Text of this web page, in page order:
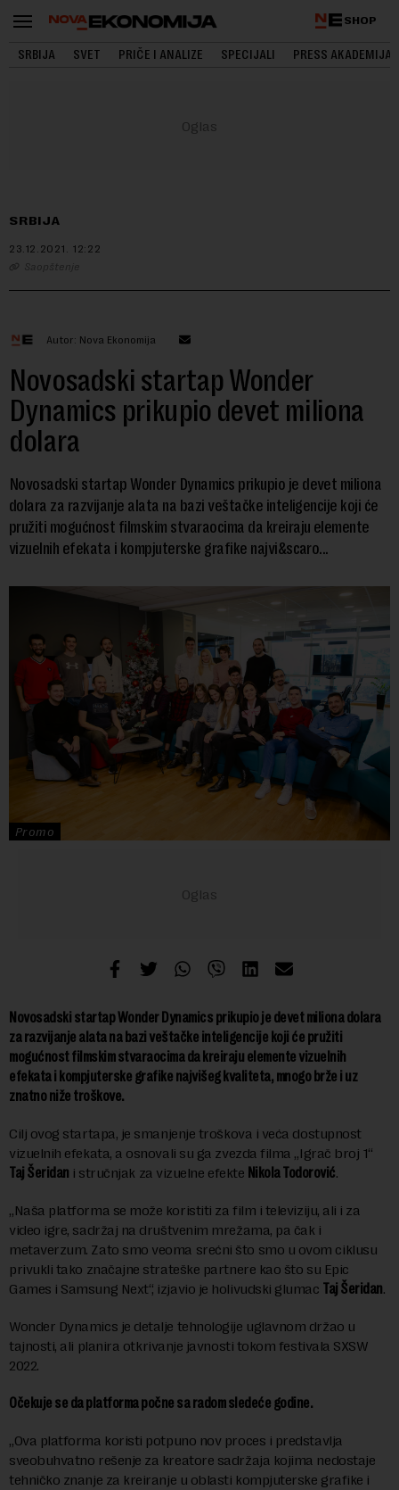
SHOP
SRBIJA SVET PRIČE I ANALIZE SPECIJALI PRESS AKADEMIJA
SRBIJA
23.12.2021. 12:22
Saopštenje
Autor: Nova Ekonomija
Novosadski startap Wonder
Dynamics prikupio devet miliona
dolara
Novosadski startap Wonder Dynamics prikupio je devet miliona
dolara za razvijanje alata na bazi veštačke inteligencije koji će
pružiti mogućnost filmskim stvaraocima da kreiraju elemente
vizuelnih efekata i kompjuterske grafike najvi&scaro...
Promo
Novosadski startap Wonder Dynamics prikupio je devet miliona dolara
za razvijanje alata na bazi veštačke inteligencije koji će pružiti
mogućnost filmskim stvaraocima da kreiraju elemente vizuelnih
efekata i kompjuterske grafike najvišeg kvaliteta, mnogo brže i uz
znatno niže troškove.
Cilj ovog startapa, je smanjenje troškova i veća dostupnost
vizuelnih efekata, a osnovali su ga zvezda filma „Igrač broj 1“
Taj Šeridan i stručnjak za vizuelne efekte Nikola Todorović.
„Naša platforma se može koristiti za film i televiziju, ali i za
video igre, sadržaj na društvenim mrežama, pa čak i
metaverzum. Zato smo veoma srećni što smo u ovom ciklusu
privukli tako značajne strateške partnere kao što su Epic
Games i Samsung Next“, izjavio je holivudski glumac Taj Šeridan.
Wonder Dynamics je detalje tehnologije uglavnom držao u
tajnosti, ali planira otkrivanje javnosti tokom festivala SXSW
2022.
Očekuje se da platforma počne sa radom sledeće godine.
„Ova platforma koristi potpuno nov proces i predstavlja
sveobuhvatno rešenje za kreatore sadržaja kojima nedostaje
tehničko znanje za kreiranje u oblasti kompjuterske grafike i